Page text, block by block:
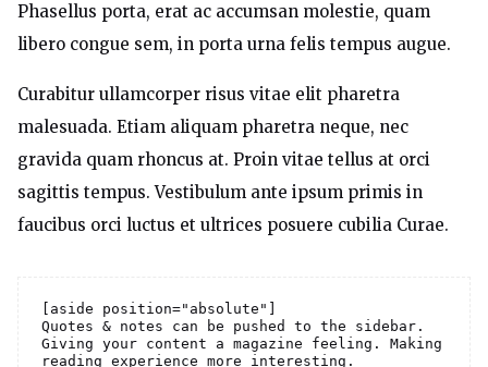
Phasellus porta, erat ac accumsan molestie, quam
libero congue sem, in porta urna felis tempus augue.
Curabitur ullamcorper risus vitae elit pharetra
malesuada. Etiam aliquam pharetra neque, nec
gravida quam rhoncus at. Proin vitae tellus at orci
sagittis tempus. Vestibulum ante ipsum primis in
faucibus orci luctus et ultrices posuere cubilia Curae.
[aside position="absolute"]
Quotes & notes can be pushed to the sidebar.
Giving your content a magazine feeling. Making
reading experience more interesting.